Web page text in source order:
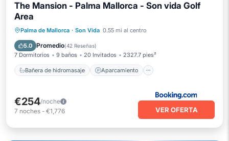
The Mansion - Palma Mallorca - Son vida Golf
Area
Palma de Mallorca · Son Vida 0.55 mi al centro
5.0 Promedio(42 Reseñas)
7 Dormitorios 9 baños 20 Invitados 2327.7 pies²
Bañera de hidromasaje Aparcamiento
Bañera de hidromasaje
Aparcamiento
Balcón/Terraza
€254/noche
7 noches - €1,776 VER OFERTA